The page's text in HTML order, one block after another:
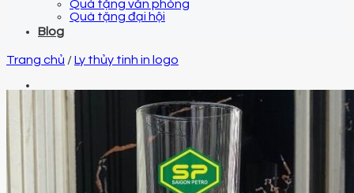
qtquangvu@gmail.com
Điện thoại
0961 425 999
Quà tặng văn phòng
Quà tặng đại hội
Blog
Trang chủ /Ly thủy tinh in logo